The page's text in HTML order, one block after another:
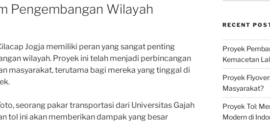
Pengembangan Wilayah
Jogja memiliki peran yang sangat penting
wilayah. Proyek ini telah menjadi perbincangan
masyarakat, terutama bagi mereka yang tinggal di
seorang pakar transportasi dari Universitas Gajah
tol ini akan memberikan dampak yang besar
RECENT
Proyek
Kemacetan
Proyek
Masyarakat?
Proyek Tol:
Modern di